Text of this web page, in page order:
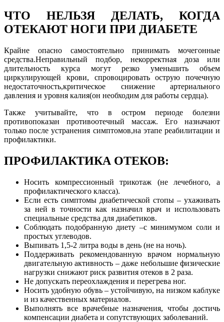
ЧТО НЕЛЬЗЯ ДЕЛАТЬ, КОГДА
ОТЕКАЮТ НОГИ ПРИ ДИАБЕТЕ
Крайне опасно самостоятельно принимать мочегонные
средства.Неправильный подбор, некорректная доза или
длительность курса могут резко уменьшить объем
циркулирующей крови, спровоцировать острую почечную
недостаточность,критическое снижение артериального
давления и уровня калия(он необходим для работы сердца).
Также учитывайте, что в остром периоде болезни
противопоказан противоотечный массаж. Его назначают
только после устранения симптомов,на этапе реабилитации и
профилактики.
ПРОФИЛАКТИКА ОТЕКОВ:
Носить компрессионный трикотаж (не лечебного, а
профилактического класса).
Если есть симптомы диабетической стопы – ухаживать
за ней в точности как назначил врач и использовать
специальные средства для диабетиков.
Соблюдать подобранную диету –с минимумом соли и
простых углеводов.
Выпивать 1,5-2 литра воды в день (не на ночь).
Поддерживать рекомендованную врачом нормальную
двигательную активность – даже небольшие физические
нагрузки снижают риск развития отеков в 2 раза.
Не допускать переохлаждения и перегрева ног.
Носить удобную обувь – устойчивую, на низком каблуке
и из качественных материалов.
Выполнять все врачебные назначения, чтобы достичь
компенсации диабета и сопутствующих заболеваний.